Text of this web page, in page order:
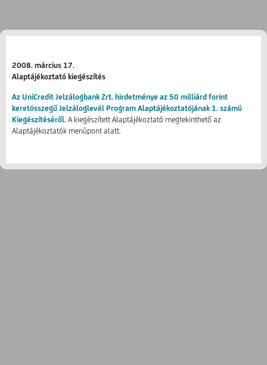
2008. március 17.
Alaptájékoztató kiegészítés
Az UniCredit Jelzálogbank Zrt. hirdetménye az 50 milliárd forint
keretösszegű Jelzáloglevél Program Alaptájékoztatójának 1. számú
Kiegészítéséről. A kiegészített Alaptájékoztató megtekinthető az
Alaptájékoztatók menüpont alatt.